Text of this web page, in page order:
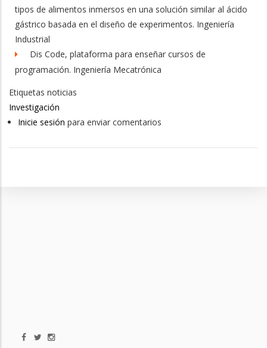
tipos de alimentos inmersos en una solución similar al ácido
gástrico basada en el diseño de experimentos. Ingeniería
Industrial
Dis Code, plataforma para enseñar cursos de
programación. Ingeniería Mecatrónica
Etiquetas noticias
Investigación
Inicie sesión para enviar comentarios